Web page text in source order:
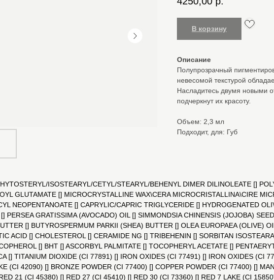
В корзину
Описание
Полупрозрачный
невесомой текстурой
Насладитесь двумя новыми
подчеркнут их красоту.
Объем: 2,3 мл
Подходит, для: Губ
ISOSTEARYL/CETYL/STEARYL/BEHENYL DIMER DILINOLEATE []
GLUTAMATE [] MICROCRYSTALLINE WAX\CERA MICROCRISTALLINA\CIRE
NEOPENTANOATE [] CAPRYLIC/CAPRIC TRIGLYCERIDE [] HYDROGENATED
PERSEA GRATISSIMA (AVOCADO) OIL [] SIMMONDSIA CHINENSIS (JOJOBA)
[] BUTYROSPERMUM PARKII (SHEA) BUTTER [] OLEA EUROPAEA (OLIVE)
ACID [] CHOLESTEROL [] CERAMIDE NG [] TRIBEHENIN [] SORBITAN
[] BHT [] ASCORBYL PALMITATE [] TOCOPHERYL ACETATE []
[] TITANIUM DIOXIDE (CI 77891) [] IRON OXIDES (CI 77491) [] IRON OXIDES (CI
(CI 42090) [] BRONZE POWDER (CI 77400) [] COPPER POWDER (CI 77400) []
21 (CI 45380) [] RED 27 (CI 45410) [] RED 30 (CI 73360) [] RED 7 LAKE (CI